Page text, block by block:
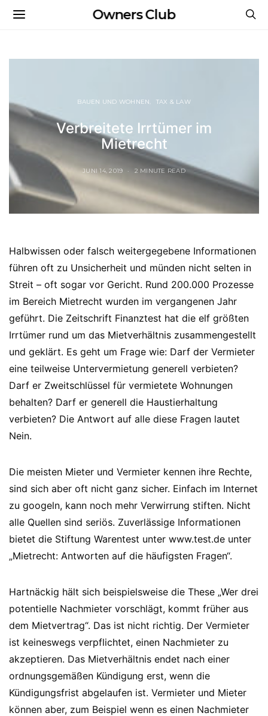
Owners Club
BAUEN UND WOHNEN TAX & LAW
Verbreitete Irrtümer im
Mietrecht
JUNI 14, 2019 2 MINUTE READ
Halbwissen oder falsch weitergegebene Informationen
führen oft zu Unsicherheit und münden nicht selten in
Streit – oft sogar vor Gericht. Rund 200.000 Prozesse
im Bereich Mietrecht wurden im vergangenen Jahr
geführt. Die Zeitschrift Finanztest hat die elf größten
Irrtümer rund um das Mietverhältnis zusammengestellt
und geklärt. Es geht um Frage wie: Darf der Vermieter
eine teilweise Untervermietung generell verbieten?
Darf er Zweitschlüssel für vermietete Wohnungen
behalten? Darf er generell die Haustierhaltung
verbieten? Die Antwort auf alle diese Fragen lautet
Nein.
Die meisten Mieter und Vermieter kennen ihre Rechte,
sind sich aber oft nicht ganz sicher. Einfach im Internet
zu googeln, kann noch mehr Verwirrung stiften. Nicht
alle Quellen sind seriös. Zuverlässige Informationen
bietet die Stiftung Warentest unter www.test.de unter
„Mietrecht: Antworten auf die häufigsten Fragen“.
Hartnäckig hält sich beispielsweise die These „Wer drei
potentielle Nachmieter vorschlägt, kommt früher aus
dem Mietvertrag“. Das ist nicht richtig. Der Vermieter
ist keineswegs verpflichtet, einen Nachmieter zu
akzeptieren. Das Mietverhältnis endet nach einer
ordnungsgemäßen Kündigung erst, wenn die
Kündigungsfrist abgelaufen ist. Vermieter und Mieter
können aber, zum Beispiel wenn es einen Nachmieter